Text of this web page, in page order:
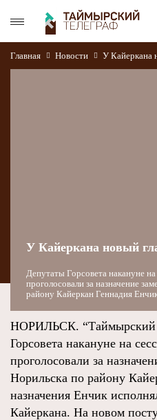
Главная Новости У Кайеркана
У Кайеркана новый
Депутаты Горсовета накануне на
проголосовали за назначение
району Кайеркан Геннадия
НОРИЛЬСК. “Таймырский
Горсовета накануне на
проголосовали за
Норильска по району
назначения Енчик
Кайеркана. На новом